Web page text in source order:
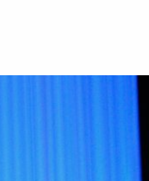
в Ливии